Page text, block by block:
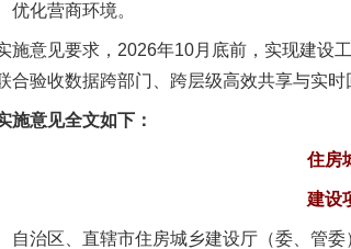
优化营商环境。
意见要求，2026年10月底前，实现建设工
合验收数据跨部门、跨层级高效共享与实
意见全文如下：
住房
建设
自治区、直辖市住房城乡建设厅（委、管